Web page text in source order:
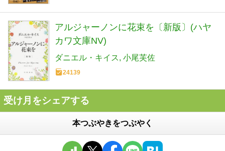
アルジャーノンに花束を〔新版〕(ハヤ
カワ文庫NV)
ダニエル・キイス 小尾芙佐
24139
受け月をシェアする
本つぶやきをつぶやく